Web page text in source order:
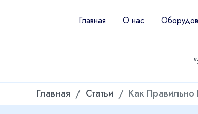
Главная О нас
Главная Статьи Как